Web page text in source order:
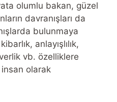
olumlu bakan, güzel
davranışları da
bulunmaya
anlayışlılık,
vb. özelliklere
olarak